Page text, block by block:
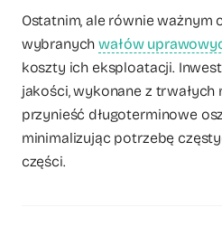
Ostatnim, ale równie ważnym
wybranychwałów
koszty ich eksploatacji.
jakości, wykonane z trwałych
przynieść długoterminowe
minimalizując potrzebę
części.